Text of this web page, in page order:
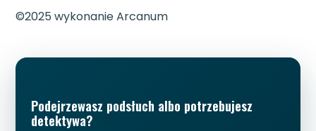
©2025 wykonanie Arcanum
Podejrzewasz podsłuch albo potrzebujesz
detektywa?